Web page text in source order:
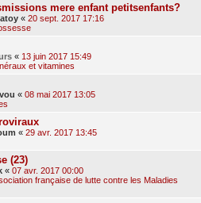
mere enfant petitsenfants?
« 20 sept. 2017 17:16
« 13 juin 2017 15:49
et vitamines
« 08 mai 2017 13:05
« 29 avr. 2017 13:45
(23)
« 07 avr. 2017 00:00
française de lutte contre les Maladies